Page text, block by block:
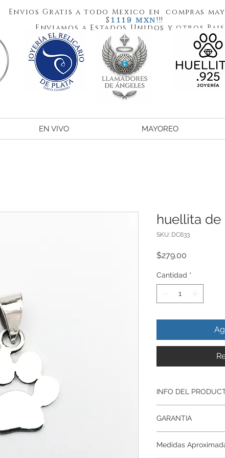
Envios Gratis a todo Mexico en compras
$ 1119 MXN!!!
Enviamos a Estados Unidos y otros
EN VIVO MAYOREO
huellita de
SKU: DC633
$279.00
Cantidad *
INFO DEL
ley.925
Todos nuestros
artesanalmente ,
GARANTIA
Respaldamos
Medidas